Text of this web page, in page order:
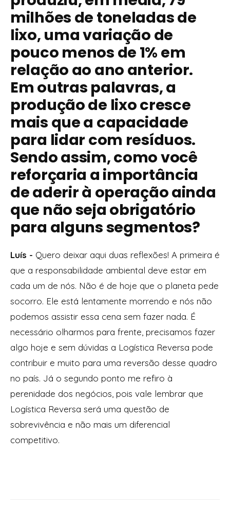
milhões de toneladas de
lixo, uma variação de
pouco menos de 1% em
relação ao ano anterior.
Em outras palavras, a
produção de lixo cresce
mais que a capacidade
para lidar com resíduos.
Sendo assim, como você
reforçaria a importância
de aderir à operação ainda
que não seja obrigatório
para alguns segmentos?
Luís - Quero deixar aqui duas reflexões! A primeira é
que a responsabilidade ambiental deve estar em
cada um de nós. Não é de hoje que o planeta pede
socorro. Ele está lentamente morrendo e nós não
podemos assistir essa cena sem fazer nada. É
necessário olharmos para frente, precisamos fazer
algo hoje e sem dúvidas a Logística Reversa pode
contribuir e muito para uma reversão desse quadro
no país. Já o segundo ponto me refiro à
perenidade dos negócios, pois vale lembrar que
Logística Reversa será uma questão de
sobrevivência e não mais um diferencial
competitivo.